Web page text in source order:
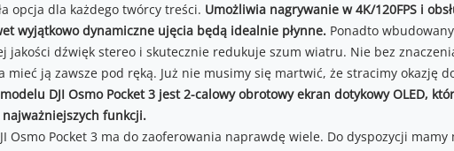
opcja dla każdego twórcy treści. Umożliwia nagrywanie w 4K/120FPS i
wyjątkowo dynamiczne ujęcia będą idealnie płynne.Ponadto
jakości dźwięk stereo i skutecznie redukuje szum wiatru. Nie bez
mieć ją zawsze pod ręką. Już nie musimy się martwić, że stracimy okazję
DJI Osmo Pocket 3 jest 2-calowy obrotowy ekran dotykowy OLED,
funkcji.
Osmo Pocket 3 ma do zaoferowania naprawdę wiele. Do dyspozycji